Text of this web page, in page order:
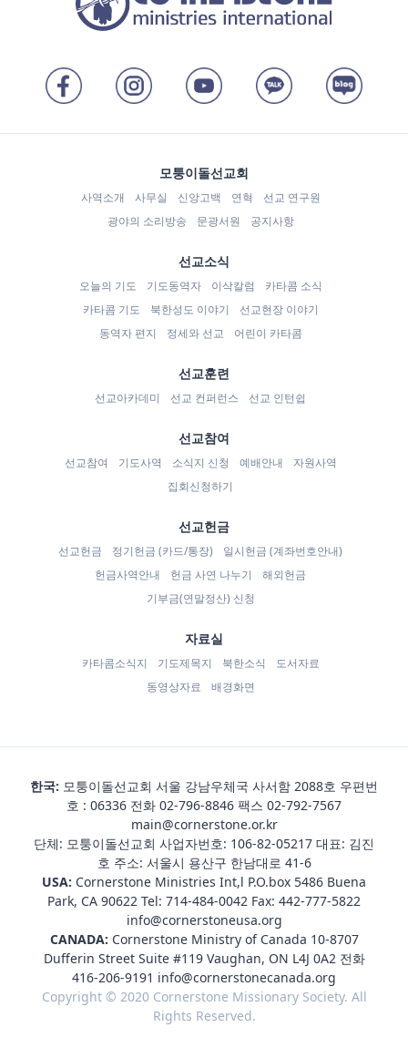
모퉁이돌선교회
사역소개 사무실 신앙고백 연혁
선교 연구원
광야의 소리방송
문광서원 공지사항
선교소식
오늘의 기도 기도동역자 이삭칼럼
카타콤 소식
카타콤 기도
북한성도 이야기
선교현장 이야기
동역자 편지
정세와 선교 어린이 카타콤
선교훈련
선교아카데미 선교 컨퍼런스 선교 인턴쉽
선교참여
선교참여 기도사역 소식지 신청 예배안내
자원사역
집회신청하기
선교헌금
선교헌금 정기헌금 (카드/통장)
일시헌금 (계좌번호안내)
헌금사역안내
헌금 사연 나누기
해외헌금
기부금(연말정산) 신청
자료실
카타콤소식지 기도제목지 북한소식
도서자료
동영상자료
배경화면
한국: 모퉁이돌선교회 서울 강남우체국 사서함 2088호 우편번
호 : 06336 전화 02-796-8846 팩스 02-792-7567
main@cornerstone.or.kr
단체: 모퉁이돌선교회 사업자번호: 106-82-05217 대표: 김진
호 주소: 서울시 용산구 한남대로 41-6
USA: Cornerstone Ministries Int,l P.O.box 5486 Buena
Park, CA 90622 Tel: 714-484-0042 Fax: 442-777-5822
info@cornerstoneusa.org
CANADA: Cornerstone Ministry of Canada 10-8707
Dufferin Street Suite #119 Vaughan, ON L4J 0A2 전화
416-206-9191 info@cornerstonecanada.org
Copyright © 2020 Cornerstone Missionary Society. All
Rights Reserved.